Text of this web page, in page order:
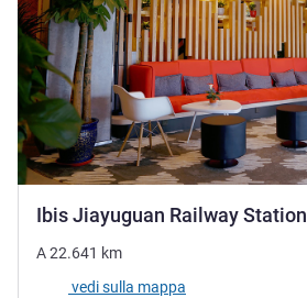
Ibis Jiayuguan Railway
A22.641 km
vedi sulla mappa